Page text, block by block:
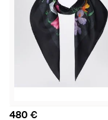
480 €